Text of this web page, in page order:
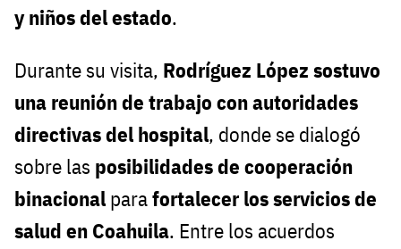
y niños del estado.
Durante su visita, Rodríguez López sostuvo
una reunión de trabajo con autoridades
directivas del hospital, donde se dialogó
sobre las posibilidades de cooperación
binacional parafortalecer los servicios de
salud en Coahuila. Entre los acuerdos